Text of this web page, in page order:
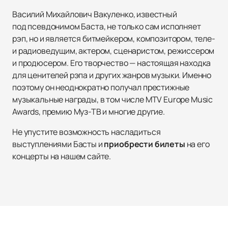
Василий Михайлович Вакуленко, известный
под псевдонимом Баста, не только сам исполняет
рэп, но и является битмейкером, композитором, теле-
и радиоведущим, актером, сценаристом, режиссером
и продюсером. Его творчество — настоящая находка
для ценителей рэпа и других жанров музыки. Именно
поэтому он неоднократно получал престижные
музыкальные награды, в том числе MTV Europe Music
Awards, премию Муз-ТВ и многие другие.
Не упустите возможность насладиться
выступлениями Басты иприобрести билеты на его
концерты на нашем сайте.